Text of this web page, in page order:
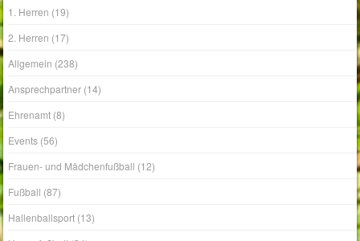
Allgemein(238)
Ansprechpartner
Ehrenamt(8)
Events(56)
Frauen- und Mädchenfußball
Fußball(87)
Hallenballsport(13)
Herrenfußball
Jahreshauptversammlung